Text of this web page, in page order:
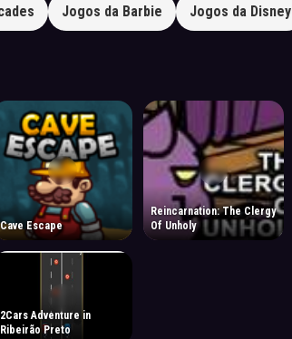
Jogos da Barbie Jogos da Disney
Cave Escape
Reincarnation: The Clergy
Of Unholy
2Cars Adventure in
Ribeirão Preto